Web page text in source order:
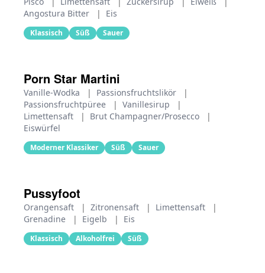
Angostura Bitter
| Eis
Klassisch Süß Sauer
Porn Star Martini
Vanille-Wodka | Passionsfruchtslikör
|
Passionsfruchtpüree
| Vanillesirup
|
Limettensaft
| Brut Champagner/Prosecco
|
Eiswürfel
Moderner Klassiker Süß Sauer
Pussyfoot
Orangensaft | Zitronensaft | Limettensaft
|
Grenadine
| Eigelb | Eis
Klassisch Alkoholfrei Süß